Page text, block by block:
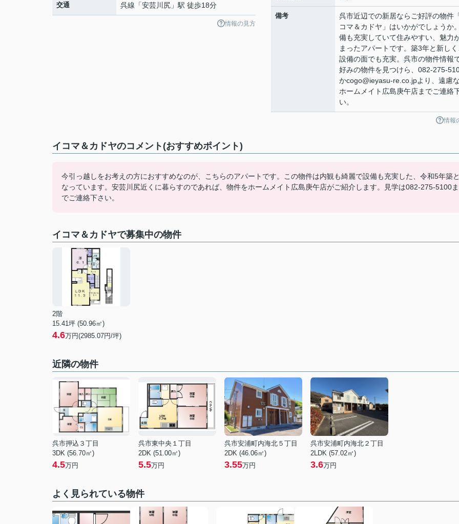
交通 呉線 「安芸川尻 」駅 徒歩18分
情報の見方
備考
呉市近辺での新居ならご好評の物件
コマ＆カドヤ」はいかがでしょうか
備も充実していて住みやすい、魅力
まったアパートです。築3年と新しく
設備の面でも充実。呉市の物件情報
好みの物件を見つけら、082-275-
かcogo@ieyasu-re.co.jpより、遠慮な
ホームメイト広島庚午店までご連絡
い。
情報
イコマ＆カドヤのコメント(おすすめポイント)
今引っ越しをお考えの方におすすめなのが、こちらのアパートです。この物件は内観も綺麗で設備も充実した、令和5年築と
なっています。安芸川尻近くに暮らすのであれば、物件をホームメイト広島庚午店がご紹介します。見学は082-275-5100ま
でご連絡下さい。
イコマ＆カドヤで募集中の物件
2階
15.41坪 (50.96㎡)
4.6万円(2985.07円/坪)
近隣の物件
呉市押込３丁目
3DK (56.70㎡)
4.5万円
呉市東中央１丁目
2DK (51.00㎡)
5.5万円
呉市安浦町内海北５丁目
2DK (46.06㎡)
3.55万円
呉市安浦町内海北２丁目
2LDK (57.02㎡)
3.6万円
よく見られている物件